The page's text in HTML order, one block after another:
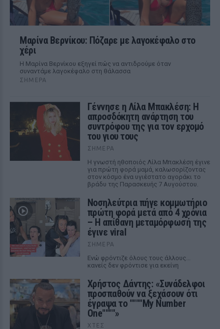
Μαρίνα Βερνίκου: Πόζαρε με λαγοκέφαλο στο
χέρι
Η Μαρίνα Βερνίκου εξηγεί πώς να αντιδρούμε όταν
συναντάμε λαγοκέφαλο στη θάλασσα
ΣΉΜΕΡΑ
Γέννησε η Λίλα Μπακλέση: Η
απροσδόκητη ανάρτηση του
συντρόφου της για τον ερχομό
του γιου τους
ΣΉΜΕΡΑ
Η γνωστή ηθοποιός Λίλα Μπακλέση έγινε
για πρώτη φορά μαμά, καλωσορίζοντας
στον κόσμο ένα υγιέστατο αγοράκι το
βράδυ της Παρασκευής 7 Αυγούστου.
Νοσηλεύτρια πήγε κομμωτήριο
πρώτη φορά μετά από 4 χρόνια
– Η απίθανη μεταμόρφωσή της
έγινε viral
ΣΉΜΕΡΑ
Ενώ φρόντιζε όλους τους άλλους...
κανείς δεν φρόντισε για εκείνη
Χρήστος Δάντης: «Συνάδελφοι
προσπαθούν να ξεχάσουν ότι
έγραψα το """"My Number
One""""»
ΧΤΕΣ